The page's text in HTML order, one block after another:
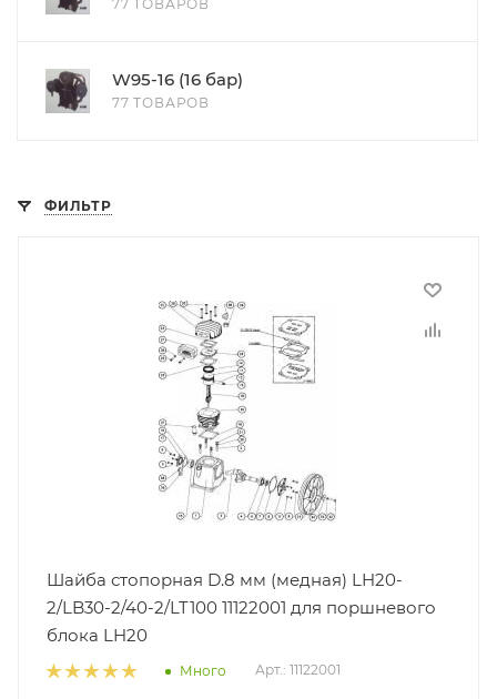
77 ТОВАРОВ
W95-16 (16 бар)
77 ТОВАРОВ
ФИЛЬТР
Шайба стопорная D.8 мм (медная) LH20-
2/LB30-2/40-2/LT100 11122001 для поршневого
блока LH20
Много Арт.: 11122001